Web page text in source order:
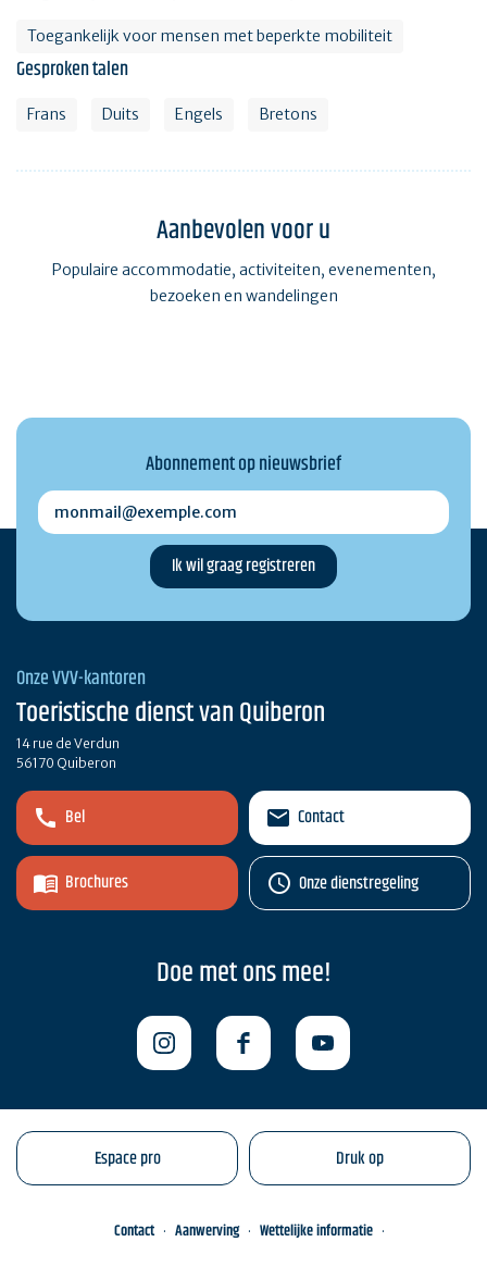
Toegankelijk voor mensen met beperkte mobiliteit
Gesproken talen
Frans Duits Engels Bretons
Aanbevolen voor u
Populaire accommodatie, activiteiten, evenementen,
bezoeken en wandelingen
Abonnement op nieuwsbrief
monmail@exemple.com
Onze VVV-kantoren
Toeristische dienst van Quiberon
14 rue de Verdun
56170 Quiberon
Bel
Brochures
Contact
Onze dienstregeling
Doe met ons mee!
Espace pro Druk op
Contact Aanwerving
Wettelijke informatie